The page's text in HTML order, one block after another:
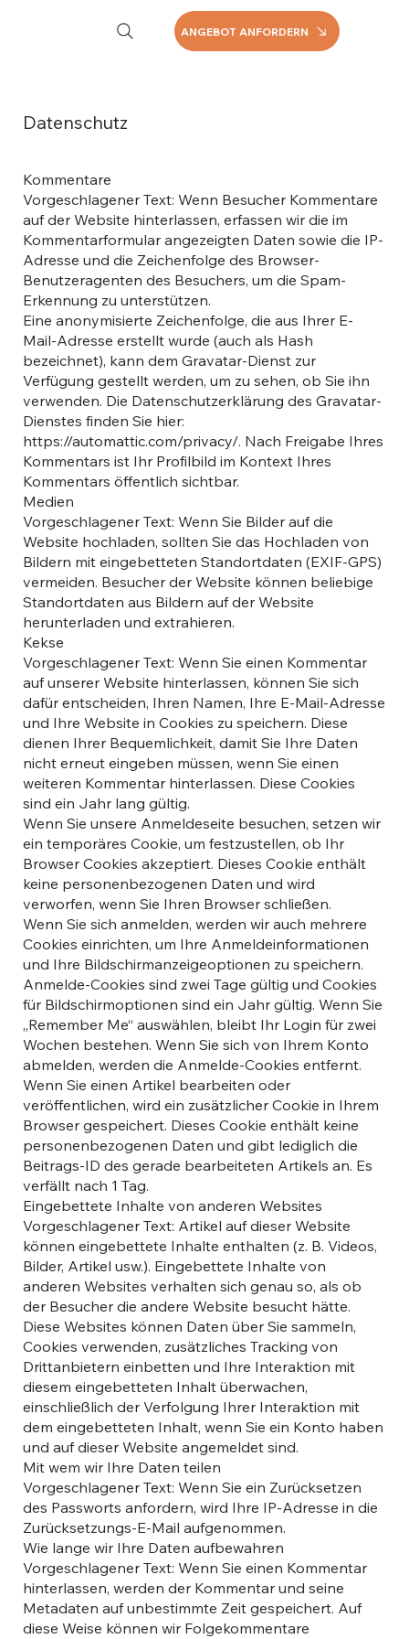
ANGEBOT ANFORDERN
Datenschutz
Kommentare
Vorgeschlagener Text: Wenn Besucher Kommentare
auf der Website hinterlassen, erfassen wir die im
Kommentarformular angezeigten Daten sowie die IP-
Adresse und die Zeichenfolge des Browser-
Benutzeragenten des Besuchers, um die Spam-
Erkennung zu unterstützen.
Eine anonymisierte Zeichenfolge, die aus Ihrer E-
Mail-Adresse erstellt wurde (auch als Hash
bezeichnet), kann dem Gravatar-Dienst zur
Verfügung gestellt werden, um zu sehen, ob Sie ihn
verwenden. Die Datenschutzerklärung des Gravatar-
Dienstes finden Sie hier:
https://automattic.com/privacy/. Nach Freigabe Ihres
Kommentars ist Ihr Profilbild im Kontext Ihres
Kommentars öffentlich sichtbar.
Medien
Vorgeschlagener Text: Wenn Sie Bilder auf die
Website hochladen, sollten Sie das Hochladen von
Bildern mit eingebetteten Standortdaten (EXIF-GPS)
vermeiden. Besucher der Website können beliebige
Standortdaten aus Bildern auf der Website
herunterladen und extrahieren.
Kekse
Vorgeschlagener Text: Wenn Sie einen Kommentar
auf unserer Website hinterlassen, können Sie sich
dafür entscheiden, Ihren Namen, Ihre E-Mail-Adresse
und Ihre Website in Cookies zu speichern. Diese
dienen Ihrer Bequemlichkeit, damit Sie Ihre Daten
nicht erneut eingeben müssen, wenn Sie einen
weiteren Kommentar hinterlassen. Diese Cookies
sind ein Jahr lang gültig.
Wenn Sie unsere Anmeldeseite besuchen, setzen wir
ein temporäres Cookie, um festzustellen, ob Ihr
Browser Cookies akzeptiert. Dieses Cookie enthält
keine personenbezogenen Daten und wird
verworfen, wenn Sie Ihren Browser schließen.
Wenn Sie sich anmelden, werden wir auch mehrere
Cookies einrichten, um Ihre Anmeldeinformationen
und Ihre Bildschirmanzeigeoptionen zu speichern.
Anmelde-Cookies sind zwei Tage gültig und Cookies
für Bildschirmoptionen sind ein Jahr gültig. Wenn Sie
„Remember Me“ auswählen, bleibt Ihr Login für zwei
Wochen bestehen. Wenn Sie sich von Ihrem Konto
abmelden, werden die Anmelde-Cookies entfernt.
Wenn Sie einen Artikel bearbeiten oder
veröffentlichen, wird ein zusätzlicher Cookie in Ihrem
Browser gespeichert. Dieses Cookie enthält keine
personenbezogenen Daten und gibt lediglich die
Beitrags-ID des gerade bearbeiteten Artikels an. Es
verfällt nach 1 Tag.
Eingebettete Inhalte von anderen Websites
Vorgeschlagener Text: Artikel auf dieser Website
können eingebettete Inhalte enthalten (z. B. Videos,
Bilder, Artikel usw.). Eingebettete Inhalte von
anderen Websites verhalten sich genau so, als ob
der Besucher die andere Website besucht hätte.
Diese Websites können Daten über Sie sammeln,
Cookies verwenden, zusätzliches Tracking von
Drittanbietern einbetten und Ihre Interaktion mit
diesem eingebetteten Inhalt überwachen,
einschließlich der Verfolgung Ihrer Interaktion mit
dem eingebetteten Inhalt, wenn Sie ein Konto haben
und auf dieser Website angemeldet sind.
Mit wem wir Ihre Daten teilen
Vorgeschlagener Text: Wenn Sie ein Zurücksetzen
des Passworts anfordern, wird Ihre IP-Adresse in die
Zurücksetzungs-E-Mail aufgenommen.
Wie lange wir Ihre Daten aufbewahren
Vorgeschlagener Text: Wenn Sie einen Kommentar
hinterlassen, werden der Kommentar und seine
Metadaten auf unbestimmte Zeit gespeichert. Auf
diese Weise können wir Folgekommentare